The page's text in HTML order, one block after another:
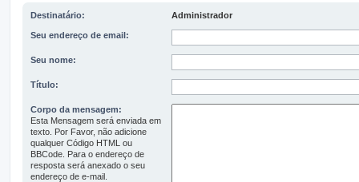
Destinatário: Administrador
Seu endereço de email:
Seu nome:
Título:
Corpo da mensagem:
Esta Mensagem será enviada em
texto. Por Favor, não adicione
qualquer Código HTML ou
BBCode. Para o endereço de
resposta será anexado o seu
endereço de e-mail.